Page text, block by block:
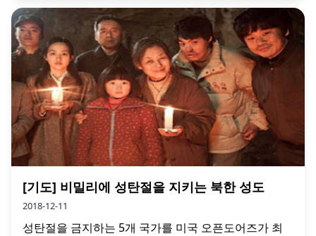
[기도] 비밀리에 성탄절을 지키는 북한 성도
2018-12-11
성탄절을 금지하는 5개 국가를 미국 오픈도어즈가 최